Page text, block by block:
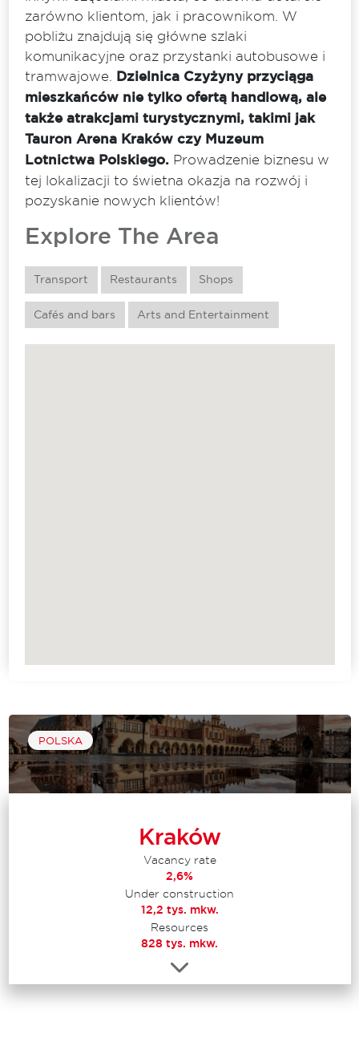
zarówno klientom, jak i pracownikom. W
pobliżu znajdują się główne szlaki
komunikacyjne oraz przystanki autobusowe i
tramwajowe. Dzielnica Czyżyny przyciąga
mieszkańców nie tylko ofertą handlową, ale
także atrakcjami turystycznymi, takimi jak
Tauron Arena Kraków czy Muzeum
Lotnictwa Polskiego.Prowadzenie biznesu w
tej lokalizacji to świetna okazja na rozwój i
pozyskanie nowych klientów!
Explore The Area
Transport Restaurants Shops
Cafés and bars Arts and Entertainment
POLSKA
Kraków
Vacancy rate
2,6%
Under construction
12,2 tys. mkw.
Resources
828 tys. mkw.